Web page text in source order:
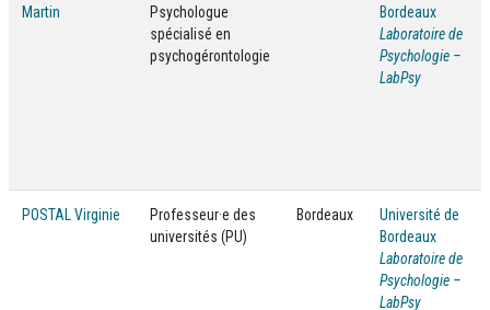
Martin
Psychologue
spécialisé en
psychogérontologie
Bordeaux
Laboratoire de
Psychologie –
LabPsy
POSTAL Virginie
Professeur·e des
universités (PU)
Bordeaux
Université de
Bordeaux
Laboratoire de
Psychologie –
LabPsy